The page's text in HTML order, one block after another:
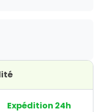
Expédition 24h